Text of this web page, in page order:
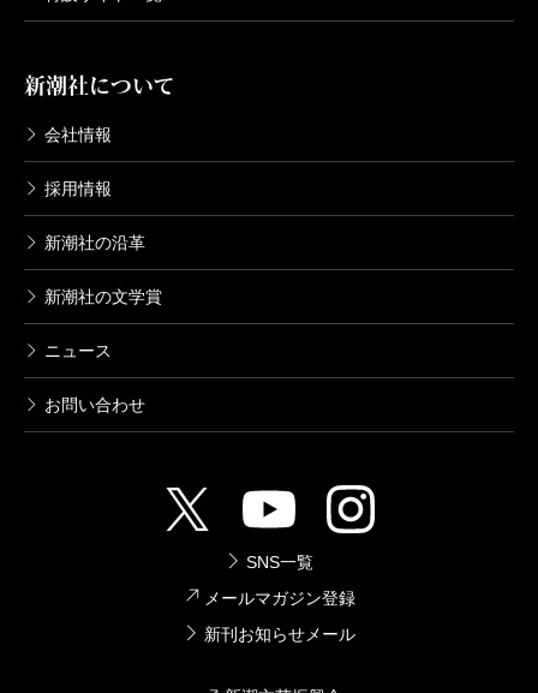
新潮社について
会社情報
採用情報
新潮社の沿革
新潮社の文学賞
ニュース
お問い合わせ
SNS一覧
メールマガジン登録
新刊お知らせメール